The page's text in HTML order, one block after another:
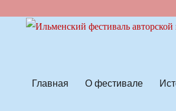
Главная О фестивале